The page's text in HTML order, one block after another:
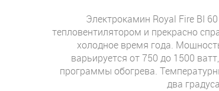
Электрокамин Royal Fire BI
тепловентилятором и прекрасно
холодное время года.
варьируется от 750 до 1500
программы обогрева.
два